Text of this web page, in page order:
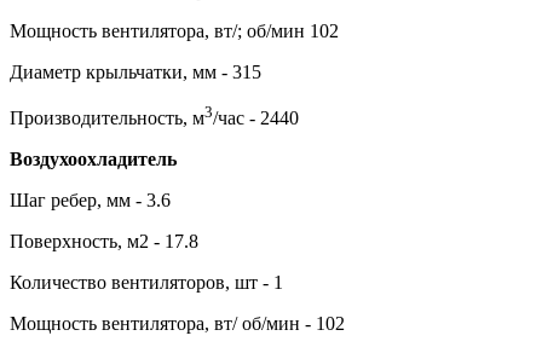
Мощность вентилятора, вт/; об/мин 102
Диаметр крыльчатки, мм - 315
Производительность, м3/час - 2440
Воздухоохладитель
Шаг ребер, мм - 3.6
Поверхность, м2 - 17.8
Количество вентиляторов, шт - 1
Мощность вентилятора, вт/ об/мин - 102